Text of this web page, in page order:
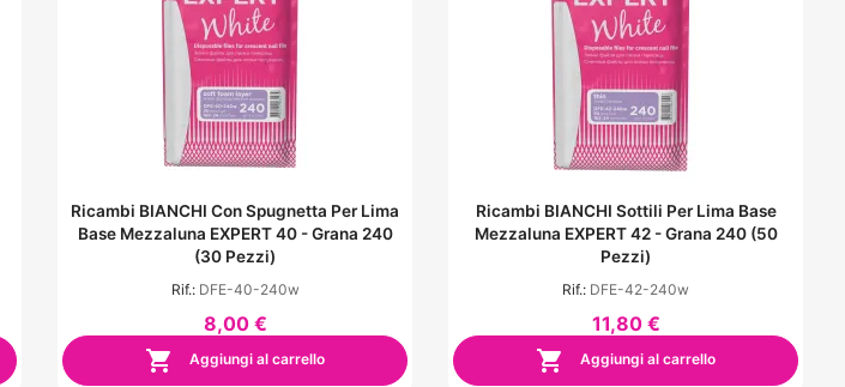
Ricambi BIANCHI Con Spugnetta Per Lima
Base Mezzaluna EXPERT 40 - Grana 240
(30 Pezzi)
Rif.: DFE-40-240w
8,00 €
 Aggiungi al carrello
Ricambi BIANCHI Sottili Per Lima Base
Mezzaluna EXPERT 42 - Grana 240 (50
Pezzi)
Rif.: DFE-42-240w
11,80 €
 Aggiungi al carrello